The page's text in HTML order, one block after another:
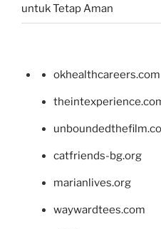
untuk Tetap Aman
okhealthcareers.com
catfriends-bg.org
marianlives.org
waywardtees.com